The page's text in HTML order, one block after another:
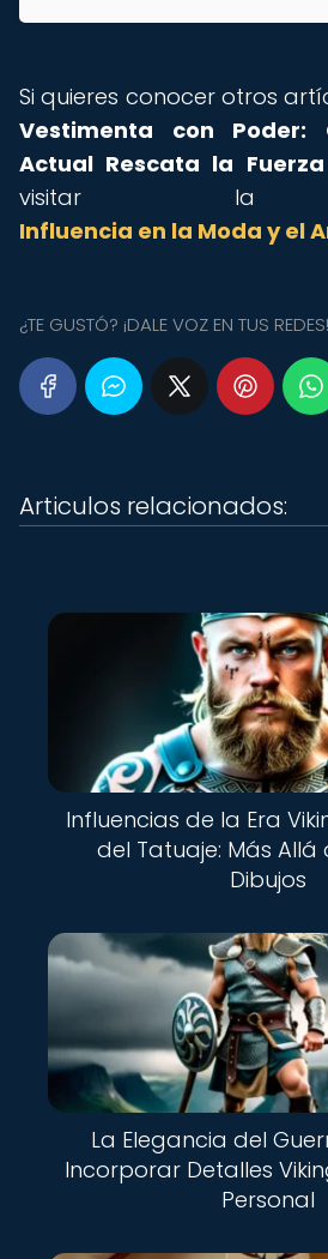
Si quieres conocer otros
Vestimenta con Poder:
Actual Rescata la
visitar la
Influencia en la Moda y el
¿TE GUSTÓ? ¡DALE VOZ EN TUS REDES!
Articulos relacionados:
Influencias de la Era
del Tatuaje: Más Allá
Dibujos
La Elegancia del
Incorporar Detalles
Personal